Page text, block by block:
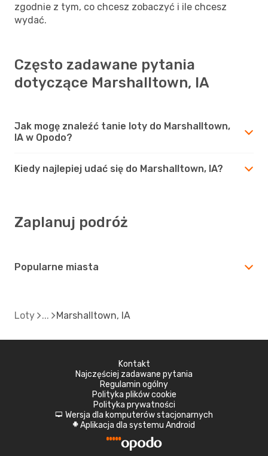
zgodnie z tym, co chcesz zobaczyć i ile chcesz
wydać.
Często zadawane pytania
dotyczące Marshalltown, IA
Jak mogę znaleźć tanie loty do Marshalltown,
IA w Opodo?
Kiedy najlepiej udać się do Marshalltown, IA?
Zaplanuj podróż
Popularne miasta
Loty Marshalltown, IA
Kontakt
Najczęściej zadawane pytania
Regulamin ogólny
Polityka plików cookie
Polityka prywatności
d Wersja dla komputerów stacjonarnych
A Aplikacja dla systemu Android